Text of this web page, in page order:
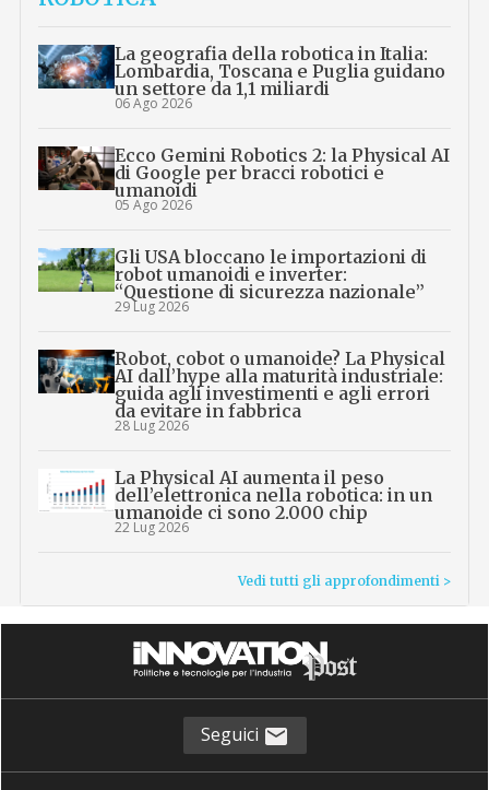
La geografia della robotica in Italia:
Lombardia, Toscana e Puglia guidano
un settore da 1,1 miliardi
06 Ago 2026
Ecco Gemini Robotics 2: la Physical AI
di Google per bracci robotici e
umanoidi
05 Ago 2026
Gli USA bloccano le importazioni di
robot umanoidi e inverter:
“Questione di sicurezza nazionale”
29 Lug 2026
Robot, cobot o umanoide? La Physical
AI dall’hype alla maturità industriale:
guida agli investimenti e agli errori
da evitare in fabbrica
28 Lug 2026
La Physical AI aumenta il peso
dell’elettronica nella robotica: in un
umanoide ci sono 2.000 chip
22 Lug 2026
Vedi tutti gli approfondimenti >
Seguici